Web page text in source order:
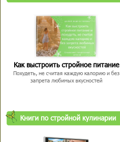
Как выстроить стройное питание
Похудеть, не считая каждую калорию и без
запрета любимых вкусностей
Книги по стройной кулинарии